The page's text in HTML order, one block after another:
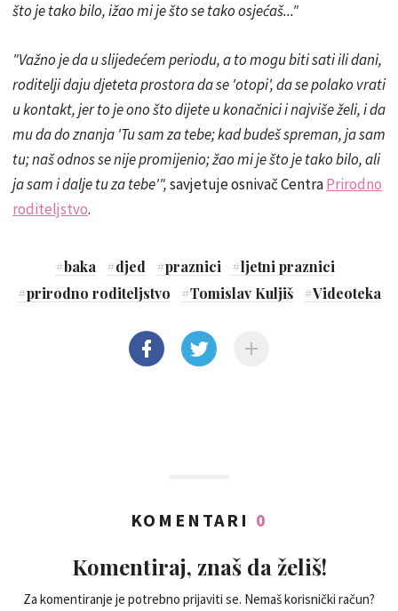
što je tako bilo, ižao mi je što se tako osjećaš..."
"Važno je da u slijedećem periodu, a to mogu biti sati ili dani,
roditelji daju djeteta prostora da se 'otopi', da se polako vrati
u kontakt, jer to je ono što dijete u konačnici i najviše želi, i da
mu da do znanja 'Tu sam za tebe; kad budeš spreman, ja sam
tu; naš odnos se nije promijenio; žao mi je što je tako bilo, ali
ja sam i dalje tu za tebe'",savjetuje osnivač CentraPrirodno
roditeljstvo.
#baka #djed #praznici #ljetni praznici
#prirodno roditeljstvo #Tomislav Kuljiš #Videoteka
KOMENTARI 0
Komentiraj, znaš da želiš!
Za komentiranje je potrebno prijaviti se. Nemaš korisnički račun?